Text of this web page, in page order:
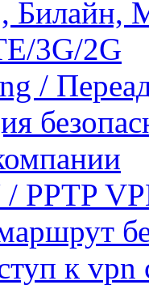
3G/2G
/
PPTP
к vpn